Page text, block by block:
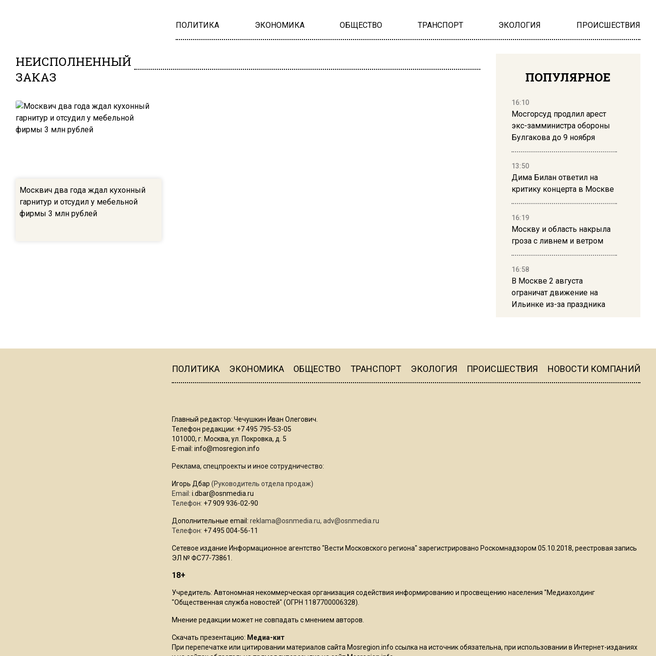
ПОЛИТИКА ЭКОНОМИКА ОБЩЕСТВО ТРАНСПОРТ ЭКОЛОГИЯ ПРОИСШЕСТВИЯ
НЕИСПОЛНЕННЫЙ
ЗАКАЗ
Москвич два года ждал кухонный
гарнитур и отсудил у мебельной
фирмы 3 млн рублей
ПОПУЛЯРНОЕ
16:10
Мосгорсуд продлил арест
экс-замминистра обороны
Булгакова до 9 ноября
13:50
Дима Билан ответил на
критику концерта в Москве
16:19
Москву и область накрыла
гроза с ливнем и ветром
16:58
В Москве 2 августа
ограничат движение на
Ильинке из-за праздника
Telegram после обвинений
Роман Терюшков назвал
ПОЛИТИКА ЭКОНОМИКА ОБЩЕСТВО ТРАНСПОРТ ЭКОЛОГИЯ ПРОИСШЕСТВИЯ НОВОСТИ КОМПАНИЙ
Главный редактор: Чечушкин Иван Олегович.
Телефон редакции: +7 495 795-53-05
101000, г. Москва, ул. Покровка, д. 5
E-mail: info@mosregion.info
Реклама, спецпроекты и иное сотрудничество:
Игорь Дбар (Руководитель отдела продаж)
Email: i.dbar@osnmedia.ru
Телефон: +7 909 936-02-90
Дополнительные email: reklama@osnmedia.ru, adv@osnmedia.ru
Телефон: +7 495 004-56-11
Сетевое издание Информационное агентство "Вести Московского региона" зарегистрировано Роскомнадзором 05.10.2018, реестровая запись
ЭЛ № ФС77-73861.
18+
Учредитель: Автономная некоммерческая организация содействия информированию и просвещению населения "Медиахолдинг
"Общественная служба новостей" (ОГРН 1187700006328).
Мнение редакции может не совпадать с мнением авторов.
Скачать презентацию: Медиа-кит
При перепечатке или цитировании материалов сайта Mosregion.info ссылка на источник обязательна, при использовании в Интернет-изданиях